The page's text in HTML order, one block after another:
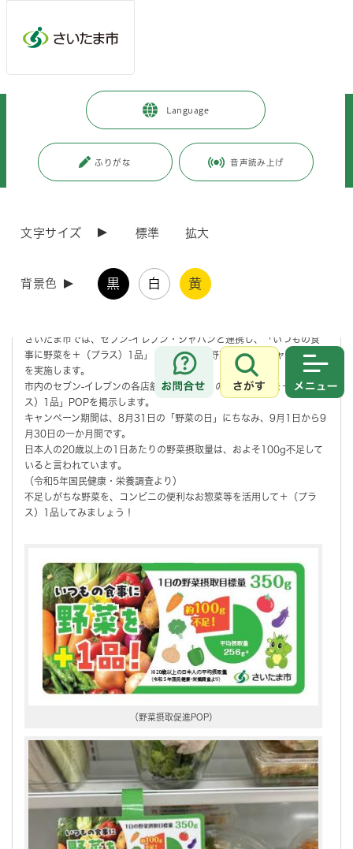
Language
ふりがな 音声読み上げ
文字サイズ 標準 拡大
背景色 黒 白 黄
お問合せ
さがす
市政情報 広報・報道 > 記者への情報提供
>
ンペーンを実施します！～コンビニの便利なお惣菜等で「野菜を＋1品」し
てみましょう～
コンビニの便利なお惣菜等で「野菜を＋1品」して
みましょう～
さいたま市では、セブン-イレブン・ジャパンと連携し、「いつもの食
事に野菜を＋（プラス）1品」と呼びかける野菜摂取促進キャンペーン
を実施します。
市内のセブン-イレブンの各店舗で、「いつもの食事に野菜を＋（プラ
ス）1品」POPを掲示します。
キャンペーン期間は、8月31日の「野菜の日」にちなみ、9月1日から9
月30日の一か月間です。
日本人の20歳以上の1日あたりの野菜摂取量は、およそ100g不足して
いると言われています。
（令和5年国民健康・栄養調査より）
不足しがちな野菜を、コンビニの便利なお惣菜等を活用して＋（プラ
ス）1品してみましょう！
（野菜摂取促進POP）